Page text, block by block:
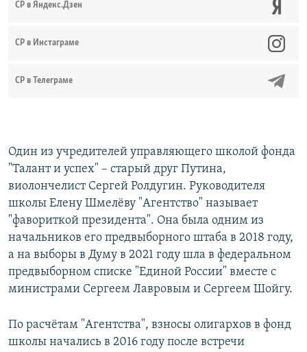
СР в Яндекс.Дзен
CР в Инстаграме
СР в Телеграме
Один из учредителей управляющего школой фонда
"Талант и успех" – старый друг Путина,
виолончелист Сергей Ролдугин. Руководителя
школы Елену Шмелёву "Агентство" называет
"фавориткой президента". Она была одним из
начальников его предвыборного штаба в 2018 году,
а на выборы в Думу в 2021 году шла в федеральном
предвыборном списке "Единой России" вместе с
министрами Сергеем Лавровым и Сергеем Шойгу.
По расчётам "Агентства", взносы олигархов в фонд
школы начались в 2016 году после встречи